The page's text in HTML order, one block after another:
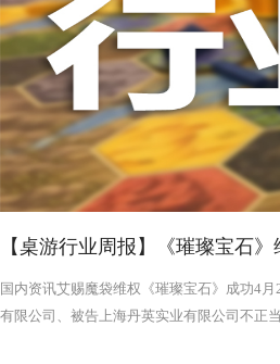
【桌游行业周报】《璀璨宝石
国内资讯艾赐魔袋维权《璀璨宝石》成功4
有限公司、被告上海丹英实业有限公司不正